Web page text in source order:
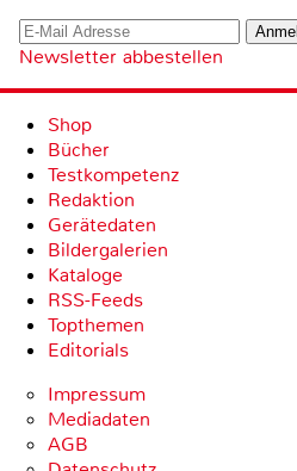
Newsletter abbestellen
Shop
Bücher
Testkompetenz
Redaktion
Gerätedaten
Bildergalerien
Kataloge
RSS-Feeds
Topthemen
Editorials
Impressum
Mediadaten
AGB